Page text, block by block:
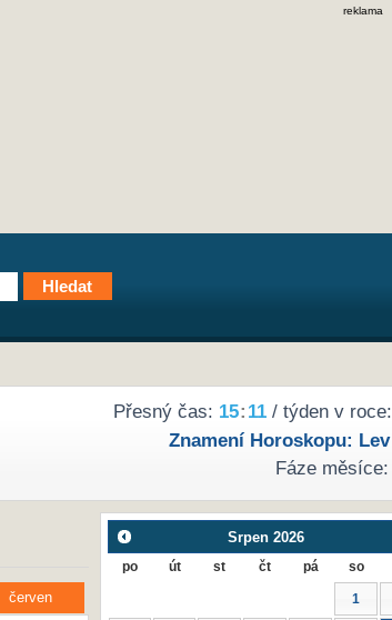
reklama
Přesný čas: 15: 11/ týden v roce:
Znamení Horoskopu: Lev
Fáze měsíce:
červen
Srpen 2026
po út st čt pá so
1